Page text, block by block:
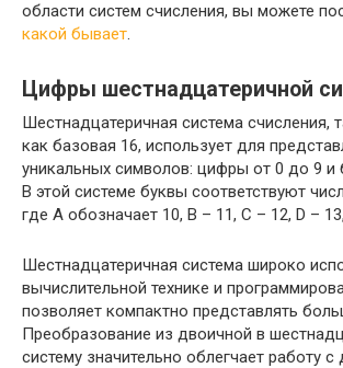
области систем счисления, вы можете
какой бывает.
Цифры шестнадцатеричной
Шестнадцатеричная система счисления,
как базовая 16, использует для
уникальных символов: цифры от 0 до 9 и
В этой системе буквы соответствуют
где A обозначает 10, B – 11, C – 12, D –
Шестнадцатеричная система широко
вычислительной технике и
позволяет компактно представлять
Преобразование из двоичной в
систему значительно облегчает работу